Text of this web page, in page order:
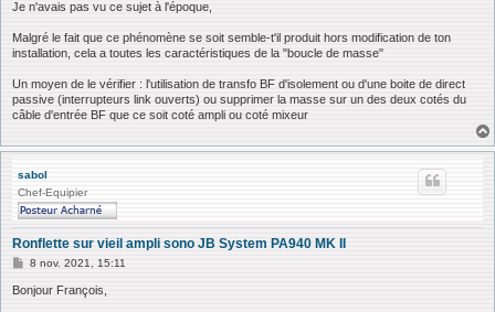
Je n'avais pas vu ce sujet à l'époque,
Malgré le fait que ce phénomène se soit semble-t'il produit hors modification de ton
installation, cela a toutes les caractéristiques de la "boucle de masse"
Un moyen de le vérifier : l'utilisation de transfo BF d'isolement ou d'une boite de direct
passive (interrupteurs link ouverts) ou supprimer la masse sur un des deux cotés du
câble d'entrée BF que ce soit coté ampli ou coté mixeur
sabol
Chef-Equipier
Ronflette sur vieil ampli sono JB System PA940 MK II
M
s
8 nov. 2021, 15:11
Bonjour François,